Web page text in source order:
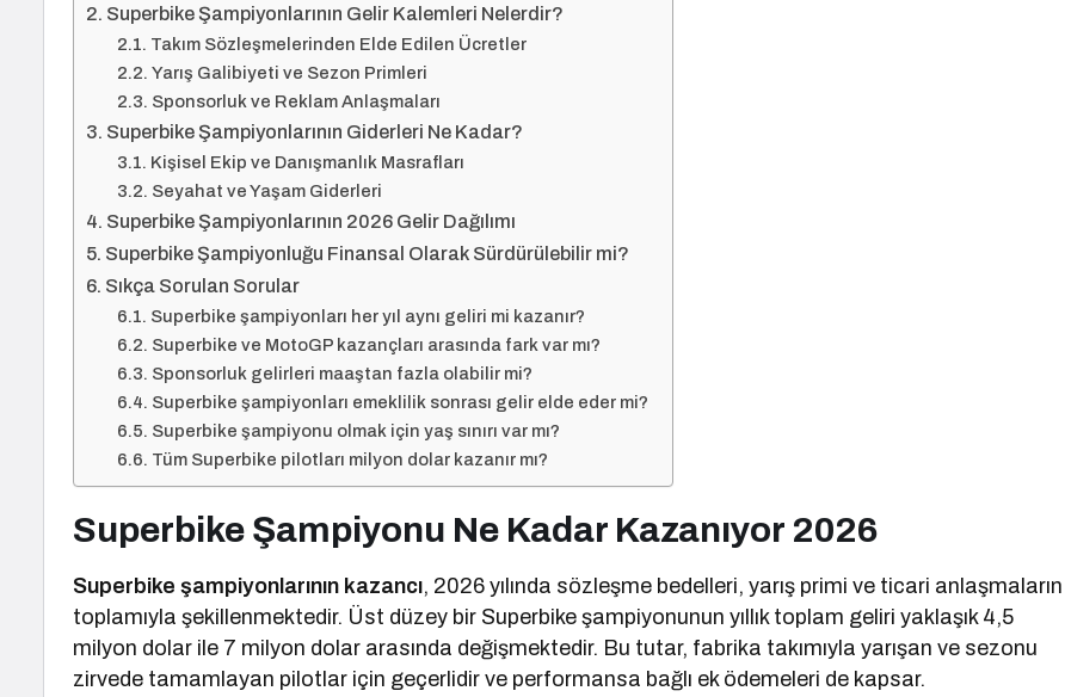
Superbike Şampiyonlarının Gelir Kalemleri Nelerdir?
Takım Sözleşmelerinden Elde Edilen Ücretler
Yarış Galibiyeti ve Sezon Primleri
Sponsorluk ve Reklam Anlaşmaları
Superbike Şampiyonlarının Giderleri Ne Kadar?
Kişisel Ekip ve Danışmanlık Masrafları
Seyahat ve Yaşam Giderleri
Superbike Şampiyonlarının 2026 Gelir Dağılımı
Superbike Şampiyonluğu Finansal Olarak Sürdürülebilir mi?
Sıkça Sorulan Sorular
Superbike şampiyonları her yıl aynı geliri mi kazanır?
Superbike ve MotoGP kazançları arasında fark var mı?
Sponsorluk gelirleri maaştan fazla olabilir mi?
Superbike şampiyonları emeklilik sonrası gelir elde eder mi?
Superbike şampiyonu olmak için yaş sınırı var mı?
Tüm Superbike pilotları milyon dolar kazanır mı?
Superbike Şampiyonu Ne Kadar Kazanıyor 2026
Superbike şampiyonlarının kazancı, 2026 yılında sözleşme bedelleri, yarış primi ve ticari anlaşmaların
toplamıyla şekillenmektedir. Üst düzey bir Superbike şampiyonunun yıllık toplam geliri yaklaşık 4,5
milyon dolar ile 7 milyon dolar arasında değişmektedir. Bu tutar, fabrika takımıyla yarışan ve sezonu
zirvede tamamlayan pilotlar için geçerlidir ve performansa bağlı ek ödemeleri de kapsar.